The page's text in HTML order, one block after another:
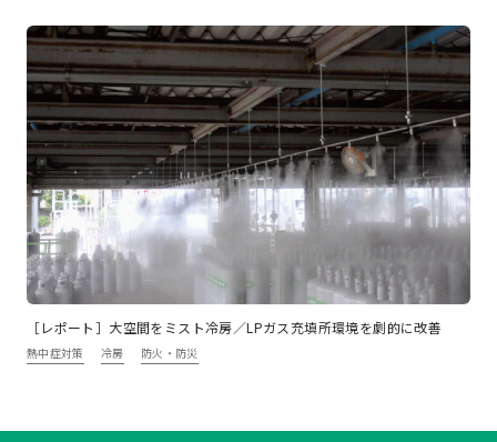
［レポート］大空間をミスト冷房／LPガス充填所環境を劇的に改善
熱中症対策 冷房 防火・防災